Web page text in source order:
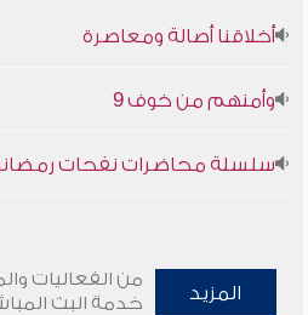
أخلاقنا أصالة ومعاصرة
وأمنهم من خوف 9
سلسلة محاضرات نفحات رمضانية
المزيد
من الفعاليات
خدمة البث